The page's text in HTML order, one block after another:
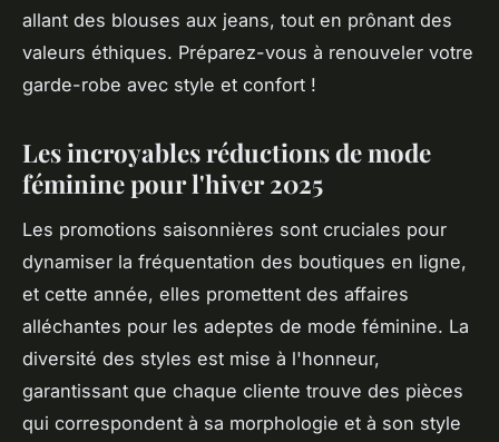
allant des blouses aux jeans, tout en prônant des
valeurs éthiques. Préparez-vous à renouveler votre
garde-robe avec style et confort !
Les incroyables réductions de mode
féminine pour l'hiver 2025
Les promotions saisonnières sont cruciales pour
dynamiser la fréquentation des boutiques en ligne,
et cette année, elles promettent des affaires
alléchantes pour les adeptes de mode féminine. La
diversité des styles est mise à l'honneur,
garantissant que chaque cliente trouve des pièces
qui correspondent à sa morphologie et à son style